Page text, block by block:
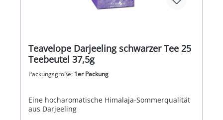
Teavelope Darjeeling schwarzer Tee 25
Teebeutel 37,5g
Packungsgröße: 1er Packung
Eine hocharomatische Himalaja-Sommerqualität
aus Darjeeling